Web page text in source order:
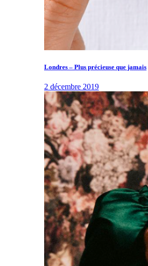
Londres – Plus précieuse que jamais
2 décembre 2019